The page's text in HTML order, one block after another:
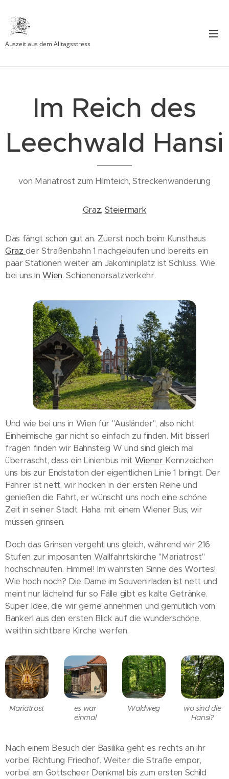
Auszeit aus dem Alltagsstress
Im Reich des
Leechwald Hansi
von Mariatrost zum Hilmteich, Streckenwanderung
Graz, Steiermark
Das fängt schon gut an. Zuerst noch beim Kunsthaus
Grazder Straßenbahn 1 nachgelaufen und bereits ein
paar Stationen weiter am Jakominiplatz ist Schluss. Wie
bei uns inWien. Schienenersatzverkehr.
Und wie bei uns in Wien für "Ausländer", also nicht
Einheimische gar nicht so einfach zu finden. Mit bisserl
fragen finden wir Bahnsteig W und sind gleich mal
überrascht, dass ein Linienbus mit Wiener Kennzeichen
uns bis zur Endstation der eigentlichen Linie 1 bringt. Der
Fahrer ist nett, wir hocken in der ersten Reihe und
genießen die Fahrt, er wünscht uns noch eine schöne
Zeit in seiner Stadt. Haha, mit einem Wiener Bus, wir
müssen grinsen.
Doch das Grinsen vergeht uns gleich, während wir 216
Stufen zur imposanten Wallfahrtskirche "Mariatrost"
hochschnaufen. Himmel! Im wahrsten Sinne des Wortes!
Wie hoch noch? Die Dame im Souvenirladen ist nett und
meint nur lächelnd für so Fälle gibt es kalte Getränke.
Super Idee, die wir gerne annehmen und gemütlich vom
Bankerl aus den ersten Blick auf die wunderschöne,
weithin sichtbare Kirche werfen.
Mariatrost
es war
einmal
Waldweg
wo sind die
Hansi?
Nach einem Besuch der Basilika geht es rechts an ihr
vorbei Richtung Friedhof. Weiter die Straße empor,
vorbei am Gottscheer Denkmal bis zum ersten Schild